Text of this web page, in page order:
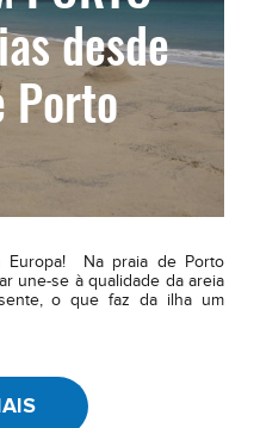
desde
Porto
Europa! Na praia de Porto
une-se à qualidade da areia
o que faz da ilha um